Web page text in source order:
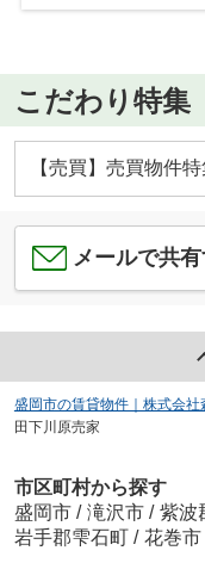
こだわり特集
【売買】売買物件
メールで共
盛岡市の賃貸物件｜株式会社
田下川原売家
市区町村から探す
盛岡市 / 滝沢市 / 紫波
岩手郡雫石町 / 花巻市